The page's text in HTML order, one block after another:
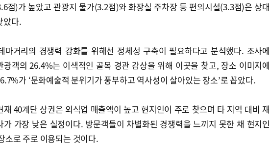
점)가 높았고 관광지 물가(3.2점)와 화장실 주차장 등 편의시설(3.3점)은 상대
았다.
마거리의 경쟁력 강화를 위해선 정체성 구축이 필요하다고 분석했다. 조사에
광객의 26.4%는 이색적인 골목 경관 감상을 위해 이곳을 찾고, 장소 이미지에
가 ‘문화예술적 분위기가 풍부하고 역사성이 살아있는 장소’로 꼽았다.
재 40계단 상권은 외식업 매출액이 높고 현지인이 주로 찾으며 타 지역 대비 재
가 가장 낮은 실정이다. 방문객들이 차별화된 경쟁력을 느끼지 못한 채 현지인
소로 주로 이용되는 것이다.